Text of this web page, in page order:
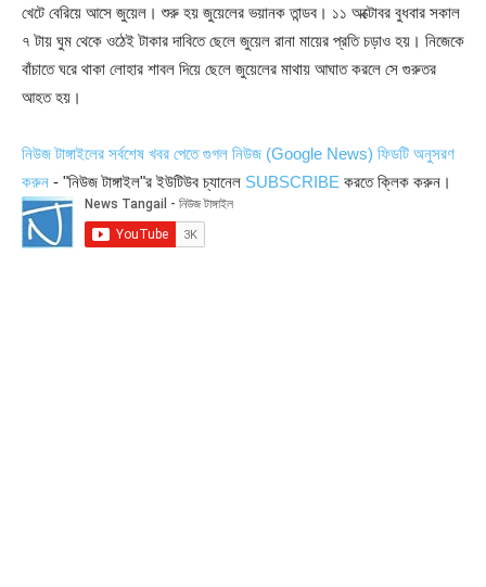
খেটে বেরিয়ে আসে জুয়েল। শুরু হয় জুয়েলের ভয়ানক তান্ডব। ১১ অক্টোবর বুধবার সকাল
৭ টায় ঘুম থেকে ওঠেই টাকার দাবিতে ছেলে জুয়েল রানা মায়ের প্রতি চড়াও হয়। নিজেকে
বাঁচাতে ঘরে থাকা লোহার শাবল দিয়ে ছেলে জুয়েলের মাথায় আঘাত করলে সে গুরুতর
আহত হয়।
নিউজ টাঙ্গাইলের সর্বশেষ খবর পেতে গুগল নিউজ (Google News) ফিডটি অনুসরণ
করুন - "নিউজ টাঙ্গাইল"র ইউটিউব চ্যানেল SUBSCRIBE করতে ক্লিক করুন।